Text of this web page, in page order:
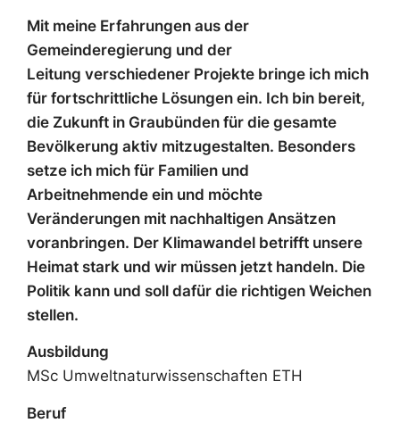
Mit meine Erfahrungen aus der
Gemeinderegierung und der
Leitung verschiedener Projekte bringe ich mich
für fortschrittliche Lösungen ein. Ich bin bereit,
die Zukunft in Graubünden für die gesamte
Bevölkerung aktiv mitzugestalten. Besonders
setze ich mich für Familien und
Arbeitnehmende ein und möchte
Veränderungen mit nachhaltigen Ansätzen
voranbringen. Der Klimawandel betrifft unsere
Heimat stark und wir müssen jetzt handeln. Die
Politik kann und soll dafür die richtigen Weichen
stellen.
Ausbildung
MSc Umweltnaturwissenschaften ETH
Beruf